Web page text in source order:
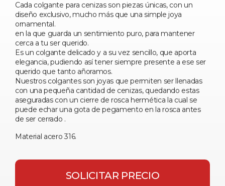
Cada colgante para cenizas son piezas únicas, con un
diseño exclusivo, mucho más que una simple joya
ornamental.
en la que guarda un sentimiento puro, para mantener
cerca a tu ser querido.
Es un colgante delicado y a su vez sencillo, que aporta
elegancia, pudiendo así tener siempre presente a ese ser
querido que tanto añoramos.
Nuestros colgantes son joyas que permiten ser llenadas
con una pequeña cantidad de cenizas, quedando estas
aseguradas con un cierre de rosca hermética la cual se
puede echar una gota de pegamento en la rosca antes
de ser cerrado .
Material acero 316.
SOLICITAR PRECIO